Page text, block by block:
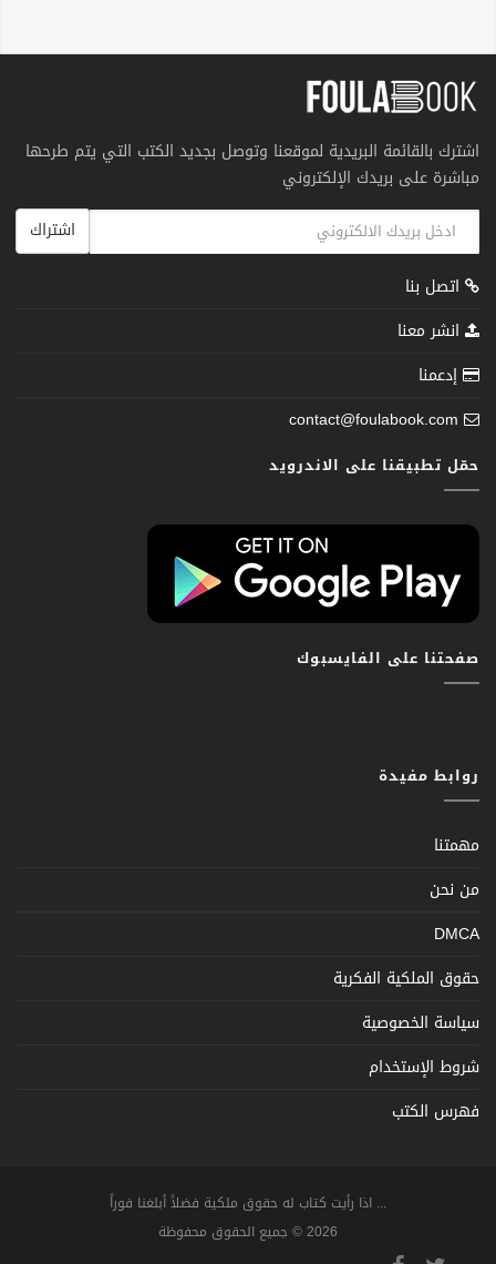
اشترك بالقائمة البريدية لموقعنا وتوصل بجديد الكتب التي يتم طرحها
مباشرة على بريدك الإلكتروني
اشتراك
اتصل بنا
انشر معنا
إدعمنا
contact@foulabook.com
حمّل تطبيقنا على الاندرويد
صفحتنا على الفايسبوك
روابط مفيدة
مهمتنا
من نحن
DMCA
حقوق الملكية الفكرية
سياسة الخصوصية
شروط الإستخدام
فهرس الكتب
... اذا رأيت كتاب له حقوق ملكية فضلاً أبلغنا فوراً
2026 © جميع الحقوق محفوظة